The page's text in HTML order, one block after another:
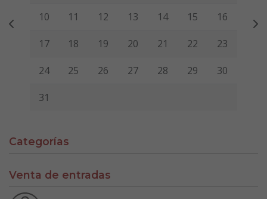
10 11 12 13 14 15 16
17 18 19 20 21 22 23
24 25 26 27 28 29 30
31
Categorías
Venta de entradas